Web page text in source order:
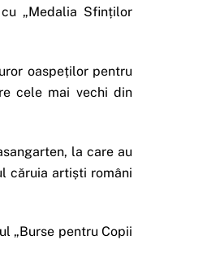
„Medalia Sfinților
oaspeților pentru
cele mai vechi din
la care au
căruia artiști români
„Burse pentru Copii